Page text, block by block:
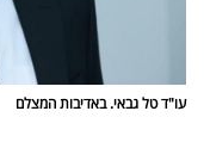
עו"ד טל גבאי. באדיבות המצלם